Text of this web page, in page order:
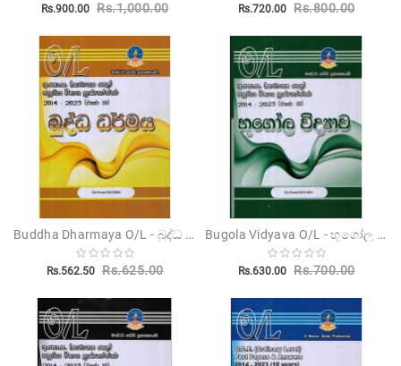
Rs.900.00 Rs.1,000.00 Rs.720.00 Rs.800.00
Buddha Dharmaya O/L - බුද්ධ ධර්මය සා-පෙළ
Rs.562.50 Rs.625.00
Bugola Vidyava O/L - භූගෝල විද්‍යාව සා-පෙ ප්‍රශ්න පත්‍ර
Rs.630.00 Rs.700.00